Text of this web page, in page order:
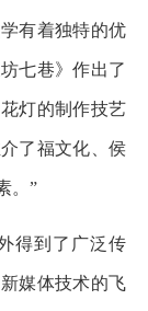
有着独特的优
七巷》作出了
灯的制作技艺
了福文化、侯
。”
得到了广泛传
媒体技术的飞